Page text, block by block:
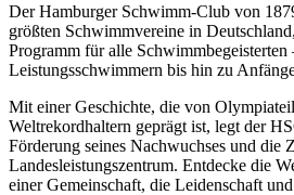
Der Hamburger Schwimm-Club von
größten Schwimmvereine in
Programm für alle
Leistungsschwimmern bis hin zu
Mit einer Geschichte, die von
Weltrekordhaltern geprägt ist, legt der
Förderung seines Nachwuchses und die
Landesleistungszentrum. Entdecke die
einer Gemeinschaft, die Leidenschaft